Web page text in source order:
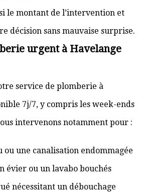
le montant de l’intervention et
décision sans mauvaise surprise.
urgent à Havelange
service de plomberie à
7j/7, y compris les week-ends
intervenons notamment pour :
ou une canalisation endommagée
évier ou un lavabo bouchés
nécessitant un débouchage